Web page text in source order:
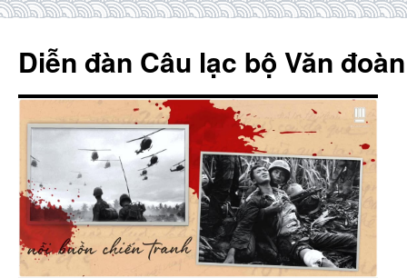
content
Diễn đàn Câu lạc bộ Văn